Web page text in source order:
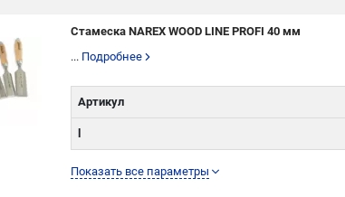
Стамеска NAREX WOOD LINE PROFI 40 мм
... Подробнее
Показать все параметры
Артикул
L